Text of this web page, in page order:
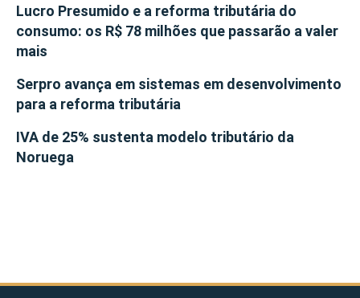
Lucro Presumido e a reforma tributária do
consumo: os R$ 78 milhões que passarão a valer
mais
Serpro avança em sistemas em desenvolvimento
para a reforma tributária
IVA de 25% sustenta modelo tributário da
Noruega